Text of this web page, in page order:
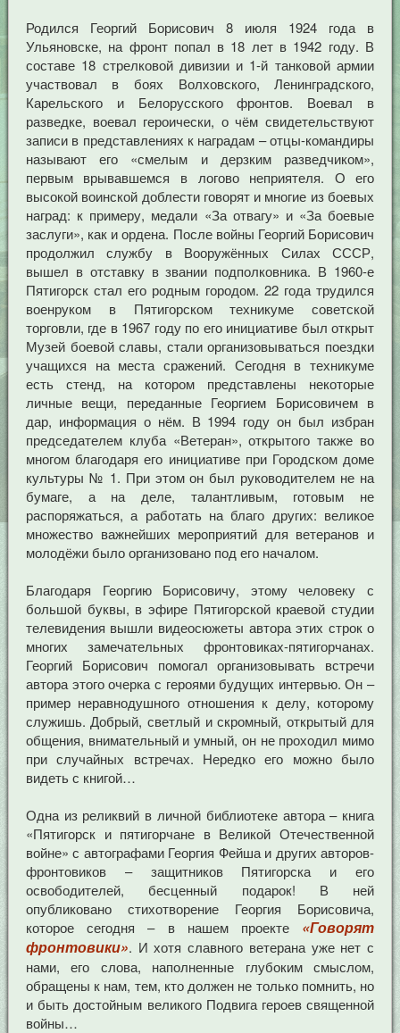
Родился Георгий Борисович 8 июля 1924 года в
Ульяновске, на фронт попал в 18 лет в 1942 году. В
составе 18 стрелковой дивизии и 1-й танковой армии
участвовал в боях Волховского, Ленинградского,
Карельского и Белорусского фронтов. Воевал в
разведке, воевал героически, о чём свидетельствуют
записи в представлениях к наградам – отцы-командиры
называют его «смелым и дерзким разведчиком»,
первым врывавшемся в логово неприятеля. О его
высокой воинской доблести говорят и многие из боевых
наград: к примеру, медали «За отвагу» и «За боевые
заслуги», как и ордена. После войны Георгий Борисович
продолжил службу в Вооружённых Силах СССР,
вышел в отставку в звании подполковника. В 1960-е
Пятигорск стал его родным городом. 22 года трудился
военруком в Пятигорском техникуме советской
торговли, где в 1967 году по его инициативе был открыт
Музей боевой славы, стали организовываться поездки
учащихся на места сражений. Сегодня в техникуме
есть стенд, на котором представлены некоторые
личные вещи, переданные Георгием Борисовичем в
дар, информация о нём. В 1994 году он был избран
председателем клуба «Ветеран», открытого также во
многом благодаря его инициативе при Городском доме
культуры № 1. При этом он был руководителем не на
бумаге, а на деле, талантливым, готовым не
распоряжаться, а работать на благо других: великое
множество важнейших мероприятий для ветеранов и
молодёжи было организовано под его началом.
Благодаря Георгию Борисовичу, этому человеку с
большой буквы, в эфире Пятигорской краевой студии
телевидения вышли видеосюжеты автора этих строк о
многих замечательных фронтовиках-пятигорчанах.
Георгий Борисович помогал организовывать встречи
автора этого очерка с героями будущих интервью. Он –
пример неравнодушного отношения к делу, которому
служишь. Добрый, светлый и скромный, открытый для
общения, внимательный и умный, он не проходил мимо
при случайных встречах. Нередко его можно было
видеть с книгой…
Одна из реликвий в личной библиотеке автора – книга
«Пятигорск и пятигорчане в Великой Отечественной
войне» с автографами Георгия Фейша и других авторов-
фронтовиков – защитников Пятигорска и его
освободителей, бесценный подарок! В ней
опубликовано стихотворение Георгия Борисовича,
которое сегодня – в нашем проекте «Говорят
фронтовики». И хотя славного ветерана уже нет с
нами, его слова, наполненные глубоким смыслом,
обращены к нам, тем, кто должен не только помнить, но
и быть достойным великого Подвига героев священной
войны…